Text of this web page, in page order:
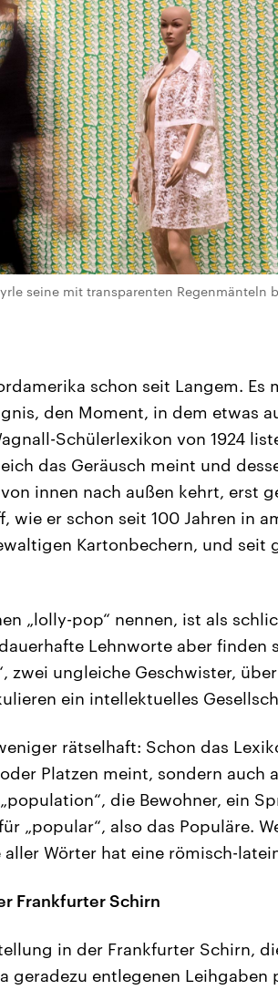
seine mit transparenten Regenmänteln
schon seit Langem. Es
den Moment, in dem etwas
Schülerlexikon von 1924
das Geräusch meint und
innen nach außen kehrt, erst
wie er schon seit 100 Jahren in
Kartonbechern, und seit
„lolly-pop“ nennen, ist als
Lehnworte aber finden
zwei ungleiche Geschwister,
ein intellektuelles
rätselhaft: Schon das
Platzen meint, sondern auch
die Bewohner, ein
„popular“, also das Populäre.
Wörter hat eine römisch-
Frankfurter Schirn
in der Frankfurter Schirn,
geradezu entlegenen Leihgaben